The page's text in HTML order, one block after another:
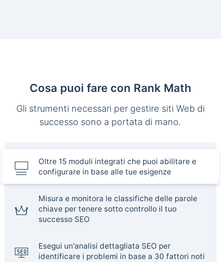
Cosa puoi fare con Rank Math
Gli strumenti necessari per gestire siti Web di
successo sono a portata di mano.
Oltre 15 moduli integrati che puoi abilitare e
configurare in base alle tue esigenze
Misura e monitora le classifiche delle parole
chiave per tenere sotto controllo il tuo
successo SEO
Esegui un'analisi dettagliata SEO per
identificare i problemi in base a 30 fattori noti